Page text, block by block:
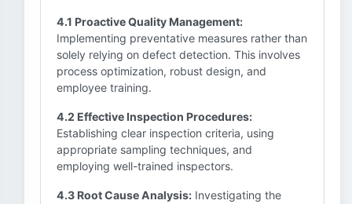
4.1 Proactive Quality Management:
Implementing preventative measures rather than
solely relying on defect detection. This involves
process optimization, robust design, and
employee training.
4.2 Effective Inspection Procedures:
Establishing clear inspection criteria, using
appropriate sampling techniques, and
employing well-trained inspectors.
4.3 Root Cause Analysis: Investigating the